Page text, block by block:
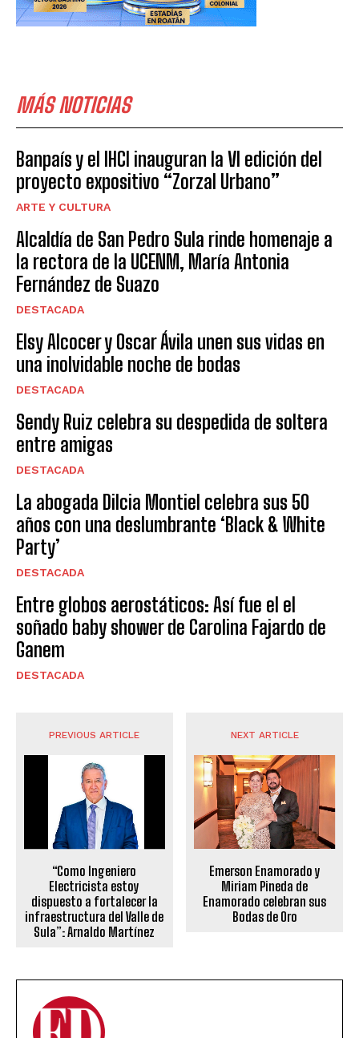
MÁS NOTICIAS
Banpaís y el IHCI inauguran la VI edición del
proyecto expositivo “Zorzal Urbano”
ARTE Y CULTURA
Alcaldía de San Pedro Sula rinde homenaje a
la rectora de la UCENM, María Antonia
Fernández de Suazo
DESTACADA
Elsy Alcocer y Oscar Ávila unen sus vidas en
una inolvidable noche de bodas
DESTACADA
Sendy Ruiz celebra su despedida de soltera
entre amigas
DESTACADA
La abogada Dilcia Montiel celebra sus 50
años con una deslumbrante ‘Black & White
Party’
DESTACADA
Entre globos aerostáticos: Así fue el el
soñado baby shower de Carolina Fajardo de
Ganem
DESTACADA
PREVIOUS ARTICLE
“Como Ingeniero
Electricista estoy
dispuesto a fortalecer la
infraestructura del Valle de
Sula”: Arnaldo Martínez
NEXT ARTICLE
Emerson Enamorado y
Miriam Pineda de
Enamorado celebran sus
Bodas de Oro